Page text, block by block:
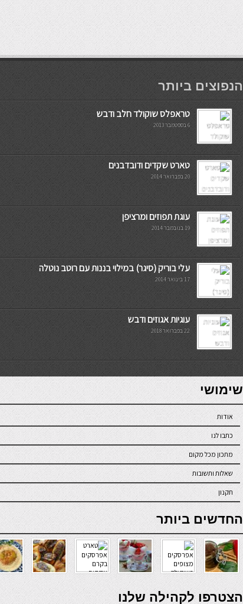
мостбет кг
הנפוצים ביותר
טראפלס שוקולד חלב ודבש
6 בספטמבר 2013
טארט שקדים ודובדבנים
20 בפברואר 2014
עוגת תפוזים ומרציפן
19 בנובמבר 2014
עלי בוריק (סיגר) במילוי בננות עם רוטב נוטלה
17 בינואר 2014
עוגיות אגוזים ודבש
22 בפברואר 2018
7slots
seriöse online casinos österreich
שימושי
אודות
כתבו לנו
מתכון מכל מקום
שאלות ותשובות
תקנון
online casino
החדשים ביותר
verde casino
הצטרפו לקהילה שלנו